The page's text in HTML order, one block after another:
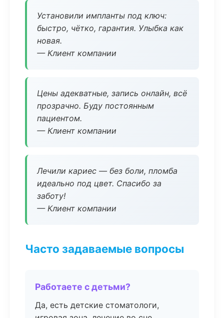
Установили импланты под ключ:
быстро, чётко, гарантия. Улыбка как
новая.
— Клиент компании
Цены адекватные, запись онлайн, всё
прозрачно. Буду постоянным
пациентом.
— Клиент компании
Лечили кариес — без боли, пломба
идеально под цвет. Спасибо за
заботу!
— Клиент компании
Часто задаваемые вопросы
Работаете с детьми?
Да, есть детские стоматологи,